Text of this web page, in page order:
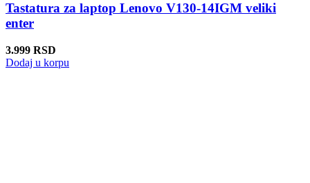
Tastatura za laptop Lenovo V130-14IGM veliki
enter
3.999 RSD
Dodaj u korpu